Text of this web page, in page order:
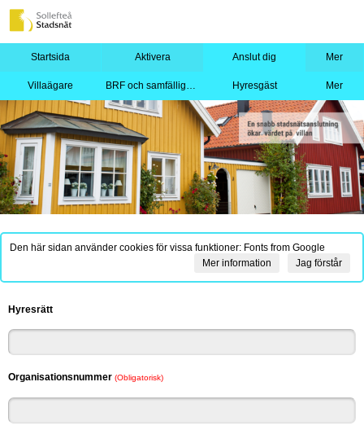
Startsida Aktivera Anslut dig Mer
Villaägare BRF och samfällighet Hyresgäst Mer
Den här sidan använder cookies för vissa funktioner: Fonts from Google
Jag förstår
Mer information
Hyresrätt
Organisationsnummer (Obligatorisk)